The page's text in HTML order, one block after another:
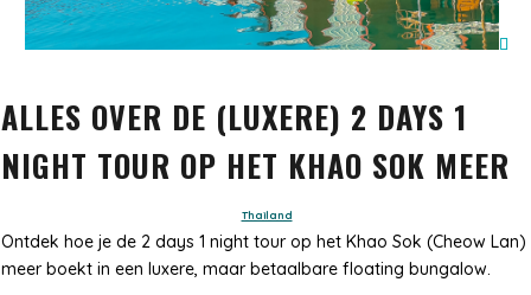
ALLES OVER DE (LUXERE) 2 DAYS 1
NIGHT TOUR OP HET KHAO SOK MEER
Thailand
Ontdek hoe je de 2 days 1 night tour op het Khao Sok (Cheow Lan)
meer boekt in een luxere, maar betaalbare floating bungalow.